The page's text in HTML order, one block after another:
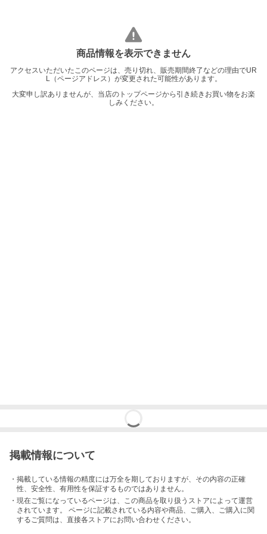
商品情報を表示できません
アクセスいただいたこのページは、売り切れ、販売期間終了などの理由でUR
L（ページアドレス）が変更された可能性があります。
大変申し訳ありませんが、当店のトップページから引き続きお買い物をお楽
しみください。
掲載情報について
・掲載している情報の精度には万全を期しておりますが、その内容の正確
性、安全性、有用性を保証するものではありません。
・現在ご覧になっているページは、この商品を取り扱うストアによって運営
されています。 ページに記載されている内容や商品、ご購入 、ご購入に関
するご質問は、直接各ストアにお問い合わせください。